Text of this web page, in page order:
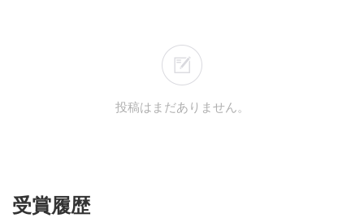
投稿はまだありません。
受賞履歴